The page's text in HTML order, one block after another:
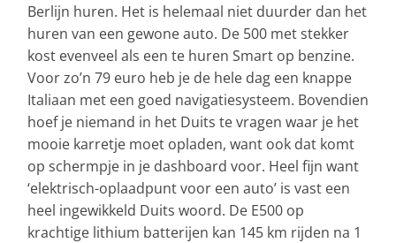
Berlijn huren. Het is helemaal niet duurder dan het
huren van een gewone auto. De 500 met stekker
kost evenveel als een te huren Smart op benzine.
Voor zo’n 79 euro heb je de hele dag een knappe
Italiaan met een goed navigatiesysteem. Bovendien
hoef je niemand in het Duits te vragen waar je het
mooie karretje moet opladen, want ook dat komt
op schermpje in je dashboard voor. Heel fijn want
‘elektrisch-oplaadpunt voor een auto’ is vast een
heel ingewikkeld Duits woord. De E500 op
krachtige lithium batterijen kan 145 km rijden na 1